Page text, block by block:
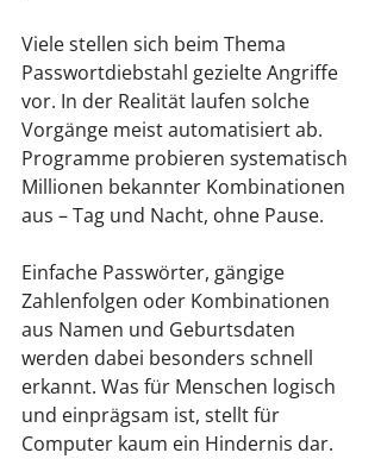
Viele stellen sich beim Thema
Passwortdiebstahl gezielte Angriffe
vor. In der Realität laufen solche
Vorgänge meist automatisiert ab.
Programme probieren systematisch
Millionen bekannter Kombinationen
aus – Tag und Nacht, ohne Pause.
Einfache Passwörter, gängige
Zahlenfolgen oder Kombinationen
aus Namen und Geburtsdaten
werden dabei besonders schnell
erkannt. Was für Menschen logisch
und einprägsam ist, stellt für
Computer kaum ein Hindernis dar.